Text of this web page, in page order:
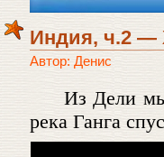
Индия, ч.2 —
Автор: Денис
Из Дели
река Ганга